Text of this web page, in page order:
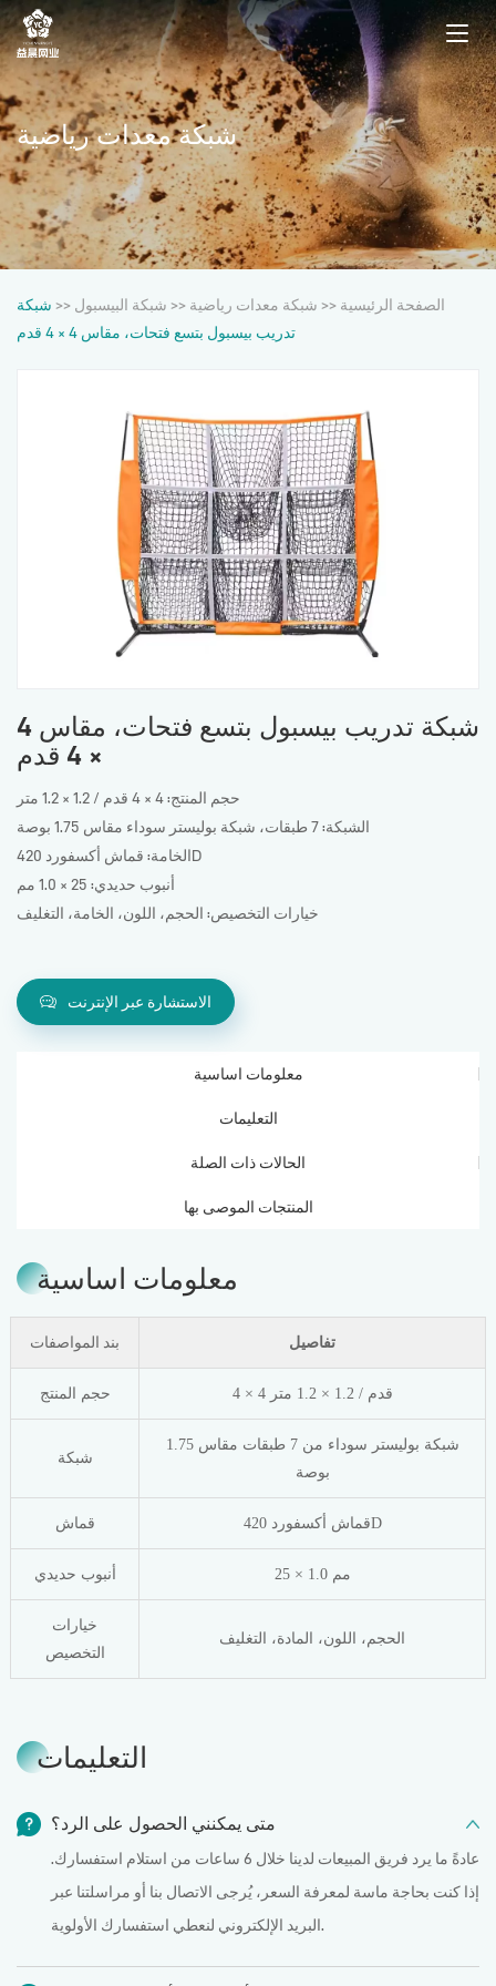
شبكة معدات رياضية
الصفحة الرئيسية >> شبكة معدات رياضية >> شبكة البيسبول >> شبكة
تدريب بيسبول بتسع فتحات، مقاس 4 × 4 قدم
شبكة تدريب بيسبول بتسع فتحات، مقاس 4
× 4 قدم
حجم المنتج: 4 × 4 قدم / 1.2 × 1.2 متر
الشبكة: 7 طبقات، شبكة بوليستر سوداء مقاس 1.75 بوصة
الخامة: قماش أكسفورد 420D
أنبوب حديدي: 25 × 1.0 مم
خيارات التخصيص: الحجم، اللون، الخامة، التغليف
الاستشارة عبر الإنترنت
معلومات اساسية
التعليمات
الحالات ذات الصلة
المنتجات الموصى بها
معلومات اساسية
بند المواصفات تفاصيل
حجم المنتج 4 × 4 قدم / 1.2 × 1.2 متر
شبكة
شبكة بوليستر سوداء من 7 طبقات مقاس 1.75
بوصة
قماش قماش أكسفورد 420D
أنبوب حديدي 25 × 1.0 مم
خيارات
التخصيص
الحجم، اللون، المادة، التغليف
التعليمات
متى يمكنني الحصول على الرد؟
عادةً ما يرد فريق المبيعات لدينا خلال 6 ساعات من استلام استفسارك.
إذا كنت بحاجة ماسة لمعرفة السعر، يُرجى الاتصال بنا أو مراسلتنا عبر
البريد الإلكتروني لنعطي استفسارك الأولوية.